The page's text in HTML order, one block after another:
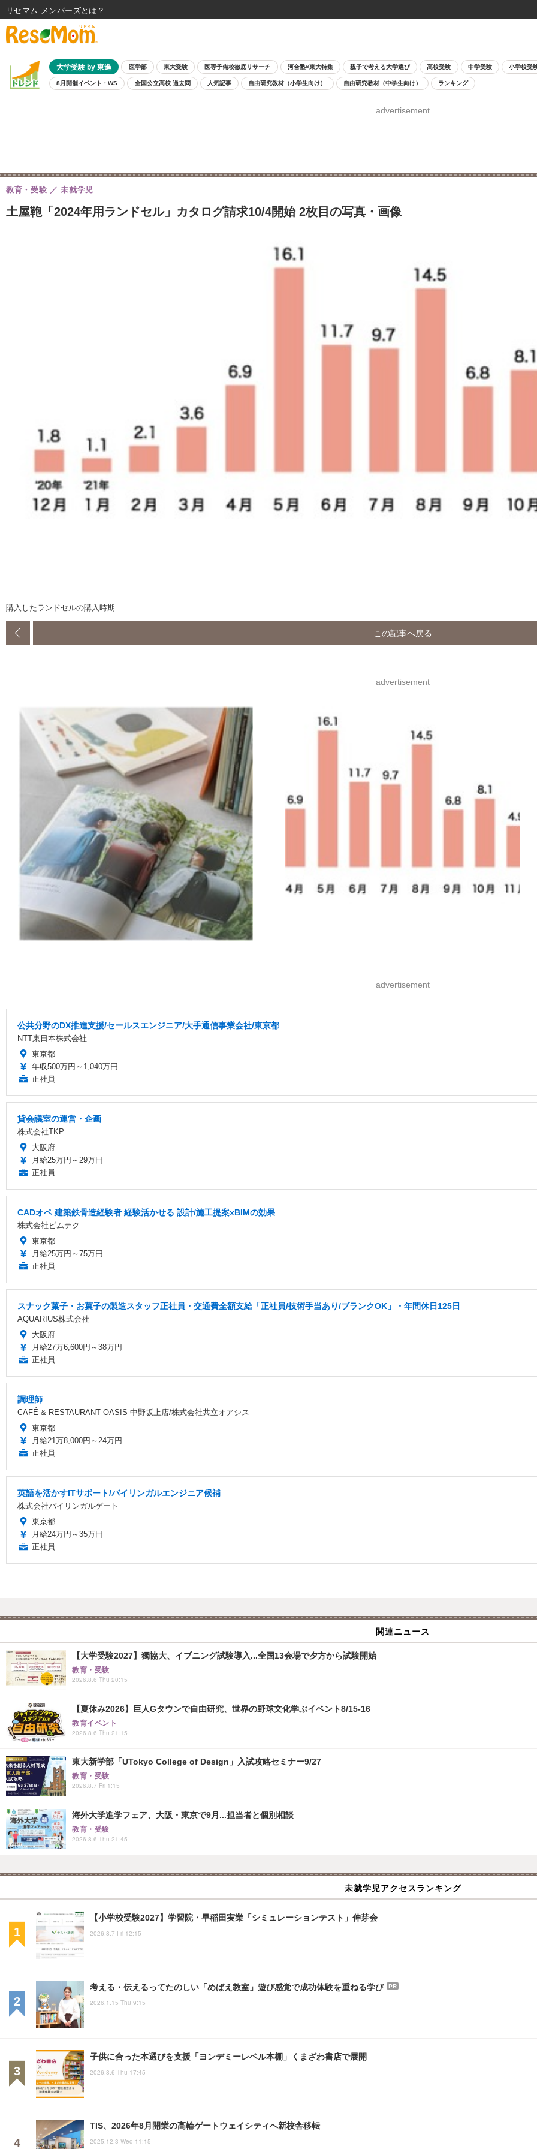
大学受験 by 東進 医学部 東大受験 医専予備校徹底リサーチ 河合塾×東大特集 親子で考える大学選び 高校受験 中学受験 小学校受
8月開催イベント・WS 全国公立高校 過去問 人気記事 自由研究教材（小学生向け） 自由研究教材（中学生向け） ランキング
advertisement
土屋鞄「2024年用ランドセル」カタログ請求10/4開始 2枚目の写真・画像
教育・受験 未就学児
購入したランドセルの購入時期
この記事へ戻る
advertisement
advertisement
公共分野のDX推進支援/セールスエンジニア/大手通信事業会社/東京都
NTT東日本株式会社
東京都
年収500万円～1,040万円
正社員
貸会議室の運営・企画
株式会社TKP
大阪府
月給25万円～29万円
正社員
CADオペ 建築鉄骨造経験者 経験活かせる 設計/施工提案xBIMの効果
株式会社ビムテク
東京都
月給25万円～75万円
正社員
スナック菓子・お菓子の製造スタッフ正社員・交通費全額支給「正社員/技術手当あり/ブランクOK」・年間休日125日
AQUARIUS株式会社
大阪府
月給27万6,600円～38万円
正社員
調理師
CAFÉ & RESTAURANT OASIS 中野坂上店/株式会社共立オアシス
東京都
月給21万8,000円～24万円
正社員
英語を活かすITサポート/バイリンガルエンジニア候補
株式会社バイリンガルゲート
東京都
月給24万円～35万円
正社員
関連ニュース
【大学受験2027】獨協大、イブニング試験導入...全国13会場で夕方から試験開始
教育・受験
2026.8.6 Thu 20:15
【夏休み2026】巨人Gタウンで自由研究、世界の野球文化学ぶイベント8/15-16
教育イベント
2026.8.6 Thu 21:15
東大新学部「UTokyo College of Design」入試攻略セミナー9/27
教育・受験
2026.8.7 Fri 1:15
海外大学進学フェア、大阪・東京で9月...担当者と個別相談
教育・受験
2026.8.6 Thu 21:45
未就学児アクセスランキング
【小学校受験2027】学習院・早稲田実業「シミュレーションテスト」伸芽会
2026.8.7 Fri 12:15
考える・伝えるってたのしい「めばえ教室」遊び感覚で成功体験を重ねる学び PR
2026.1.15 Thu 9:15
子供に合った本選びを支援「ヨンデミーレベル本棚」くまざわ書店で展開
2026.8.6 Thu 17:45
TIS、2026年8月開業の高輪ゲートウェイシティへ新校舎移転
2025.12.3 Wed 11:15
リセマム メンバーズ